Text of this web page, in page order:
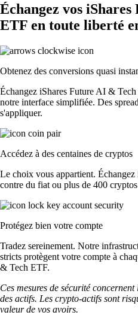
Échangez vos
ETF en toute liberté
Obtenez des conversions quasi
Échangez iShares Future AI &
notre interface simplifiée. Des
s'appliquer.
Accédez à des centaines de cryptos
Le choix vous appartient.
contre du fiat ou plus de 400
Protégez bien votre compte
Tradez sereinement. Notre
stricts protègent votre compte à
& Tech ETF.
Ces mesures de sécurité
des actifs. Les crypto-actifs sont
valeur de vos avoirs.